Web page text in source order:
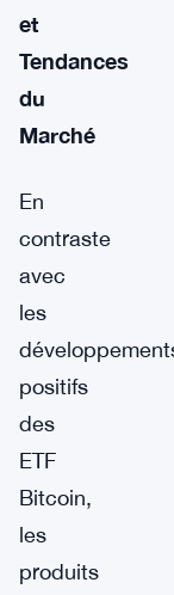
et
Tendances
du
Marché
En
contraste
avec
les
positifs
des
ETF
Bitcoin,
les
produits